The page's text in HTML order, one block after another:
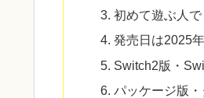
初めて遊ぶ人
発売日は2025
Switch2版・
パッケージ版